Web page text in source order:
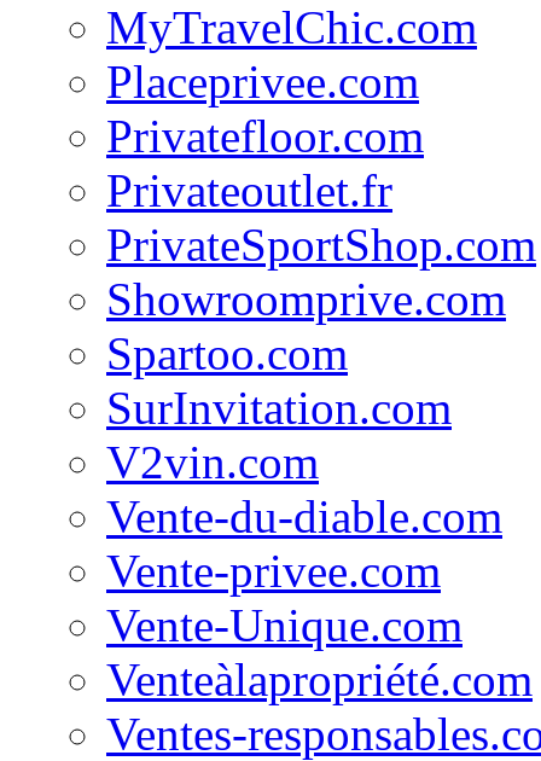
MyTravelChic.com
Placeprivee.com
Privatefloor.com
Privateoutlet.fr
PrivateSportShop.com
Showroomprive.com
Spartoo.com
SurInvitation.com
V2vin.com
Vente-du-diable.com
Vente-privee.com
Vente-Unique.com
Venteàlapropriété.com
Ventes-